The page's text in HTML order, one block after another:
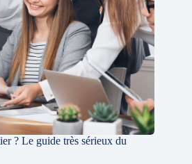
? Le guide très sérieux du